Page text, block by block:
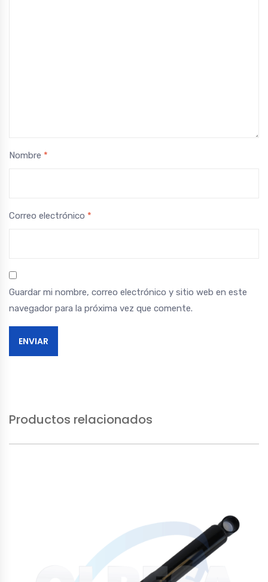
Nombre *
Correo electrónico *
Guardar mi nombre, correo electrónico y sitio web en este
navegador para la próxima vez que comente.
Productos relacionados